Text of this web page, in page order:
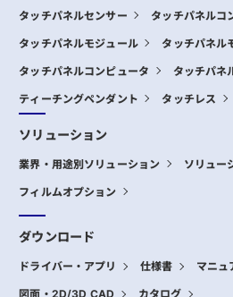
タッチパネルセンサー タッチパネルコ
タッチパネルモジュール タッチパネル
タッチパネルコンピュータ タッチパネ
ティーチングペンダント タッチレス
ソリューション
業界・用途別ソリューション ソリュー
フィルムオプション
ダウンロード
ドライバー・アプリ 仕様書 マニュ
図面・2D/3D CAD カタログ